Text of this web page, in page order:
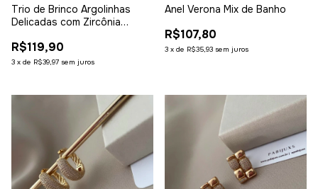
Trio de Brinco Argolinhas
Delicadas com Zircônia
R$119,90
3 x de R$39,97 sem juros
Anel Verona Mix de Banho
R$107,80
3 x de R$35,93 sem juros